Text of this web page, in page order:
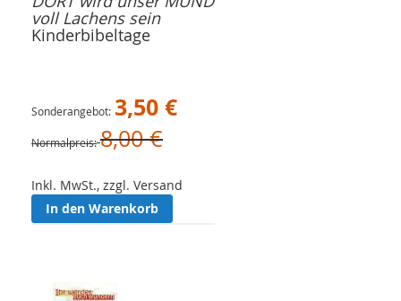
voll Lachens sein
Kinderbibeltage
Sonderangebot 3,50 €
Normalpreis 8,00 €
Inkl. MwSt., zzgl. Versand
In den Warenkorb